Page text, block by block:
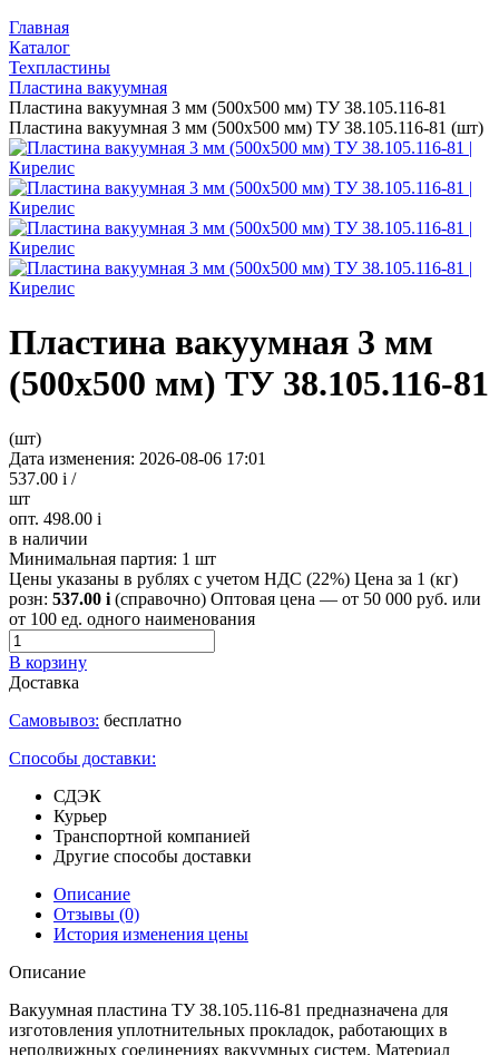
Главная
Каталог
Техпластины
Пластина вакуумная
Пластина вакуумная 3 мм (500х500 мм) ТУ 38.105.116-81
Пластина вакуумная 3 мм (500х500 мм) ТУ 38.105.116-81 (шт)
Пластина вакуумная 3 мм
(500х500 мм) ТУ 38.105.116-81
(шт)
Дата изменения: 2026-08-06 17:01
537.00 i /
шт
опт. 498.00 i
в наличии
Минимальная партия: 1 шт
Цены указаны в рублях с учетом НДС (22%) Цена за 1 (кг)
розн: 537.00 i (справочно) Оптовая цена — от 50 000 руб. или
от 100 ед. одного наименования
В корзину
Доставка
Самовывоз: бесплатно
Способы доставки:
СДЭК
Курьер
Транспортной компанией
Другие способы доставки
Описание
Отзывы (0)
История изменения цены
Описание
Вакуумная пластина ТУ 38.105.116-81 предназначена для
изготовления уплотнительных прокладок, работающих в
неподвижных соединениях вакуумных систем. Материал